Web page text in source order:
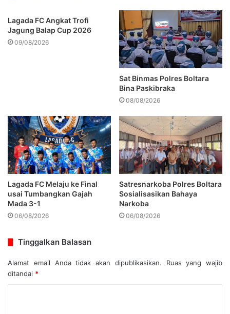
Lagada FC Angkat Trofi
Jagung Balap Cup 2026
09/08/2026
Sat Binmas Polres Boltara
Bina Paskibraka
08/08/2026
Lagada FC Melaju ke Final
usai Tumbangkan Gajah
Mada 3-1
06/08/2026
Satresnarkoba Polres Boltara
Sosialisasikan Bahaya
Narkoba
06/08/2026
Tinggalkan Balasan
Alamat email Anda tidak akan dipublikasikan.
Ruas yang wajib
ditandai *